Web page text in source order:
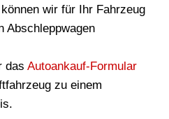
wir für Ihr Fahrzeug
Abschleppwagen
das Autoankauf-Formular
zu einem